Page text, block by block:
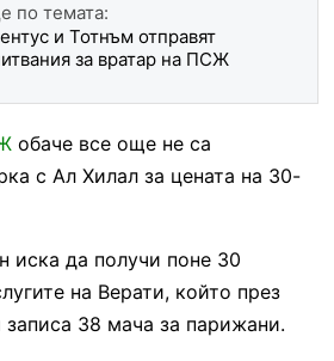
по темата:
и Тотнъм отправят
за вратар на ПСЖ
обаче все още не са
с Ал Хилал за цената на 30-
иска да получи поне 30
на Верати, който през
38 мача за парижани.